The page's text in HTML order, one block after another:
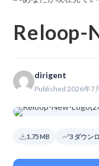
Reloop-
dirigent
Published 2026年7
1.75 MB 3 ダウン